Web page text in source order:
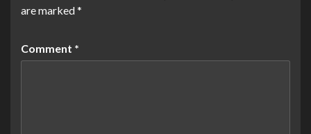
are marked*
Comment *